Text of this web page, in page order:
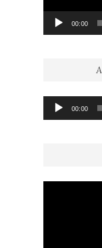
00:00
Lecteur
audio
00:00